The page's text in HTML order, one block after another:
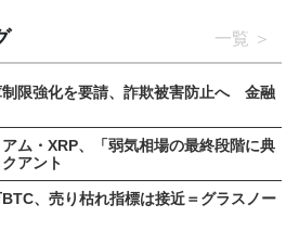
一覧
制限強化を要請、詐欺被害防止へ 金融
ム・XRP、「弱気相場の最終段階に典
アント
、売り枯れ指標は接近＝グラスノー